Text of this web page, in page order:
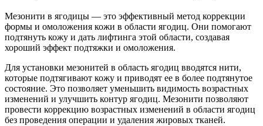
Мезонити в ягодицы — это эффективный метод коррекции
формы и омоложения кожи в области ягодиц. Они помогают
подтянуть кожу и дать лифтинга этой области, создавая
хороший эффект подтяжки и омоложения.
Для установки мезонитей в область ягодиц вводятся нити,
которые подтягивают кожу и приводят ее в более подтянутое
состояние. Это позволяет уменьшить видимость возрастных
изменений и улучшить контур ягодиц. Мезонити позволяют
провести коррекцию возрастных изменений в области ягодиц
без проведения операции и удаления жировых тканей.